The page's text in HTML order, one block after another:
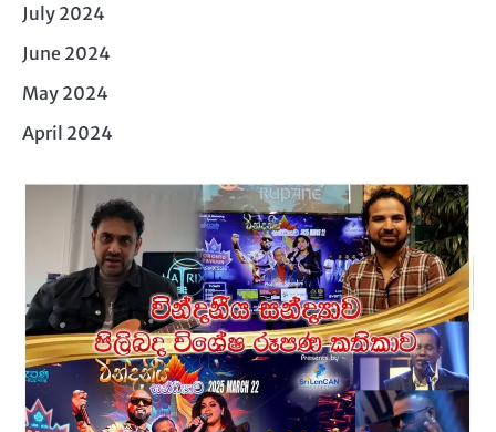
July 2024
June 2024
May 2024
April 2024